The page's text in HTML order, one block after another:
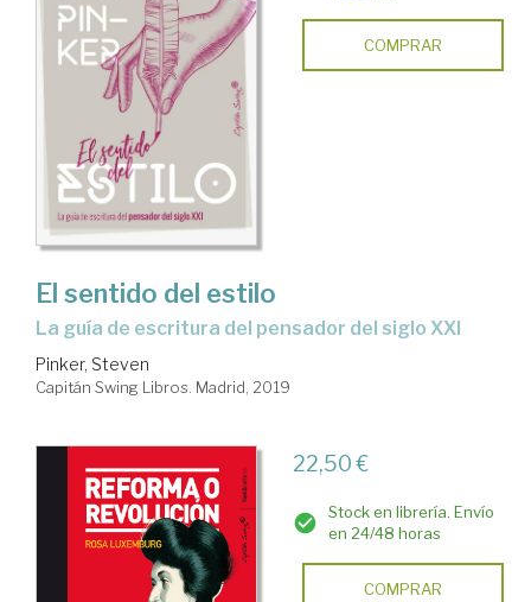
COMPRAR
El sentido del estilo
la guía de escritura del pensador del siglo XXI
Pinker, Steven
Capitán Swing Libros. Madrid, 2019
22,50 €
Stock en librería. Envío
en 24/48 horas
COMPRAR